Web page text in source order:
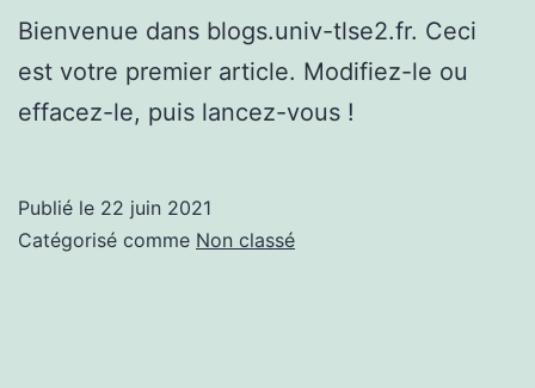
Bienvenue dans blogs.univ-tlse2.fr. Ceci
est votre premier article. Modifiez-le ou
effacez-le, puis lancez-vous !
Publié le 22 juin 2021
Catégorisé comme Non classé